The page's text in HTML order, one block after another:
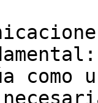
como